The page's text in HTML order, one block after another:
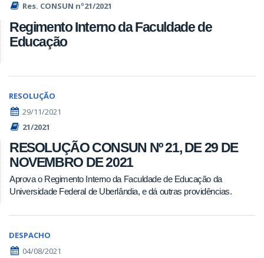
Res. CONSUN nº21/2021
Regimento Interno da Faculdade de
Educação
RESOLUÇÃO
29/11/2021
21/2021
RESOLUÇÃO CONSUN Nº 21, DE 29 DE
NOVEMBRO DE 2021
Aprova o Regimento Interno da Faculdade de Educação da
Universidade Federal de Uberlândia, e dá outras providências.
DESPACHO
04/08/2021